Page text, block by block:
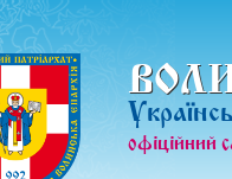
офiцiйний